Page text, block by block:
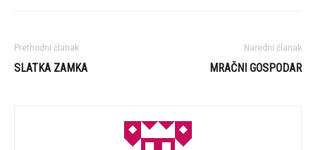
Prethodni članak
SLATKA ZAMKA
Naredni članak
MRAČNI GOSPODAR